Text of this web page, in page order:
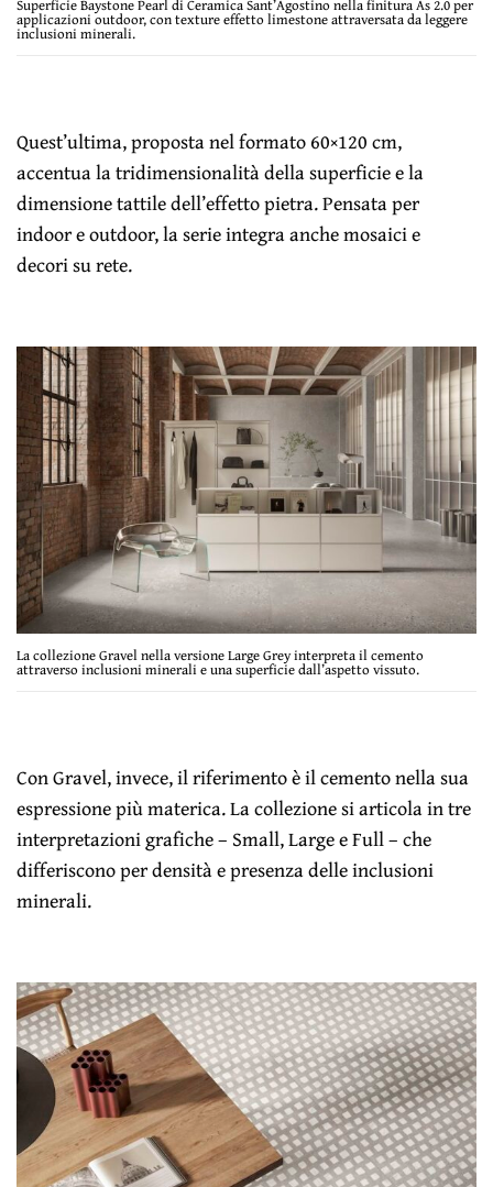
Superficie Baystone Pearl di Ceramica Sant’Agostino nella finitura As 2.0 per
applicazioni outdoor, con texture effetto limestone attraversata da leggere
inclusioni minerali.
Quest’ultima, proposta nel formato 60×120 cm,
accentua la tridimensionalità della superficie e la
dimensione tattile dell’effetto pietra. Pensata per
indoor e outdoor, la serie integra anche mosaici e
decori su rete.
La collezione Gravel nella versione Large Grey interpreta il cemento
attraverso inclusioni minerali e una superficie dall’aspetto vissuto.
Con Gravel, invece, il riferimento è il cemento nella sua
espressione più materica. La collezione si articola in tre
interpretazioni grafiche – Small, Large e Full – che
differiscono per densità e presenza delle inclusioni
minerali.